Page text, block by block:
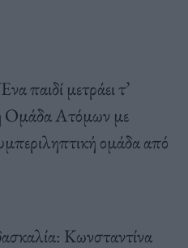
παιδί μετράει τ’
Ομάδα Ατόμων με
ομάδα από
Κωνσταντίνα